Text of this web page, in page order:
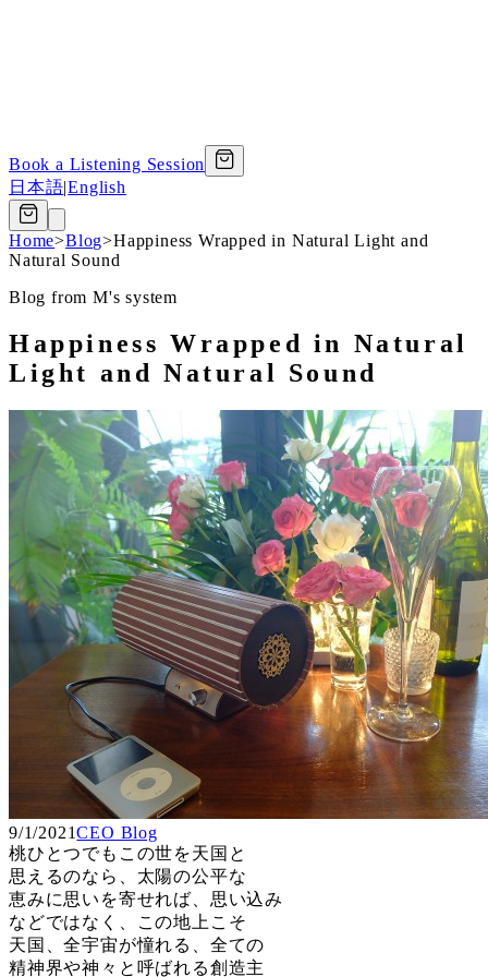
Book a Listening Session
日本語|English
Home>Blog>Happiness Wrapped in Natural Light and
Natural Sound
Blog from M's system
Happiness Wrapped in Natural
Light and Natural Sound
9/1/2021CEO Blog
桃ひとつでもこの世を天国と
思えるのなら、太陽の公平な
恵みに思いを寄せれば、思い込み
などではなく、この地上こそ
天国、全宇宙が憧れる、全ての
精神界や神々と呼ばれる創造主